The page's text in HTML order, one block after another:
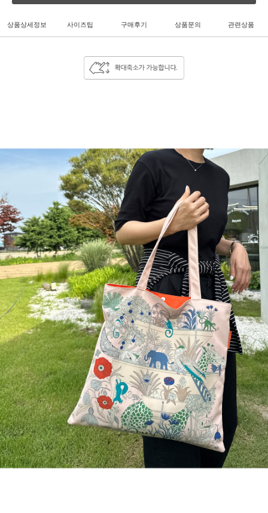
상품상세정보 사이즈팁 구매후기 상품문의 관련상품